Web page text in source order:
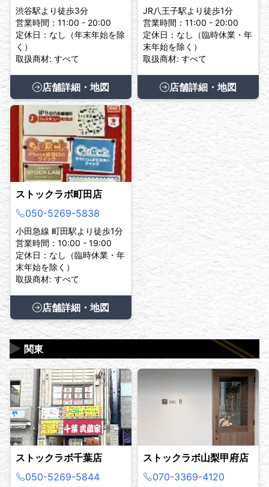
渋谷駅より徒歩3分
営業時間：11:00 - 20:00
定休日：なし（年末年始を除
く）
取扱商材: すべて
店舗詳細・地図
JR八王子駅より徒歩1分
営業時間：11:00 - 20:00
定休日：なし（臨時休業・年
末年始を除く）
取扱商材: すべて
店舗詳細・地図
ストックラボ町田店
050-5269-5838
小田急線 町田駅より徒歩1分
営業時間：10:00 - 19:00
定休日：なし（臨時休業・年
末年始を除く）
取扱商材: すべて
店舗詳細・地図
関東
▶
ストックラボ千葉店
050-5269-5844
ストックラボ山梨甲府店
070-3369-4120